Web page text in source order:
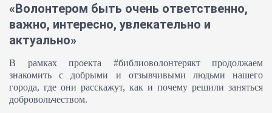
«Волонтером быть очень ответственно,
важно, интересно, увлекательно и
актуально»
В рамках проекта #библиоволонтерякт продолжаем
знакомить с добрыми и отзывчивыми людьми нашего
города, где они расскажут, как и почему решили заняться
добровольчеством.